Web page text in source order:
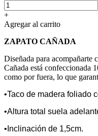
+
Agregar al carrito
ZAPATO CAÑADA
Diseñada para acompañarte
Cañada está confeccionada
como por fuera, lo que
•Taco de madera foliado
•Altura total suela
•Inclinación de 1,5cm.